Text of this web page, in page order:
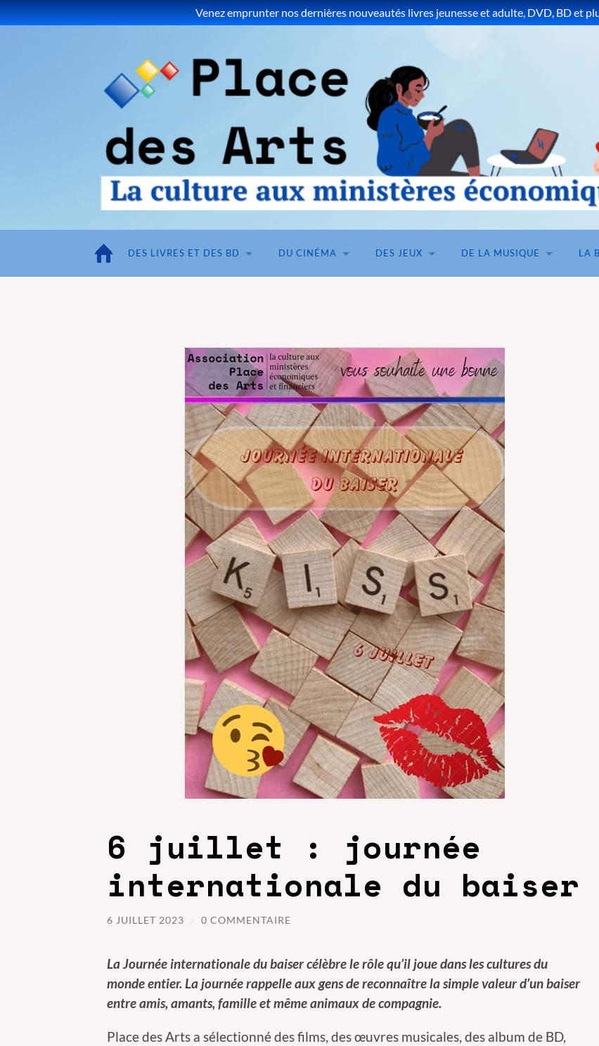
Venez emprunter nos dernières nouveautés livres jeunesse et adulte, DVD, BD et
DES LIVRES ET DES BD DU CINÉMA DES JEUX DE LA MUSIQUE LA
6 juillet : journée
internationale du baiser
6 JUILLET 2023 / 0 COMMENTAIRE
LaJournée internationale du baisercélèbre le rôle qu’il joue dans les cultures du
monde entier. La journée rappelle aux gens de reconnaître la simple valeur d’un baiser
entre amis, amants, famille et même animaux de compagnie.
Place des Arts a sélectionné des films, des œuvres musicales, des album de BD,